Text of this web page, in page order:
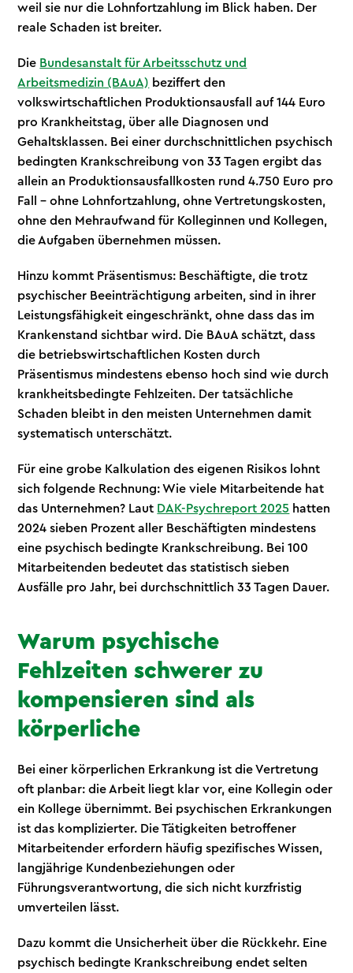
weil sie nur die Lohnfortzahlung im Blick haben. Der
reale Schaden ist breiter.
Die Bundesanstalt für Arbeitsschutz und
Arbeitsmedizin (BAuA) beziffert den
volkswirtschaftlichen Produktionsausfall auf 144 Euro
pro Krankheitstag, über alle Diagnosen und
Gehaltsklassen. Bei einer durchschnittlichen psychisch
bedingten Krankschreibung von 33 Tagen ergibt das
allein an Produktionsausfallkosten rund 4.750 Euro pro
Fall – ohne Lohnfortzahlung, ohne Vertretungskosten,
ohne den Mehraufwand für Kolleginnen und Kollegen,
die Aufgaben übernehmen müssen.
Hinzu kommt Präsentismus: Beschäftigte, die trotz
psychischer Beeinträchtigung arbeiten, sind in ihrer
Leistungsfähigkeit eingeschränkt, ohne dass das im
Krankenstand sichtbar wird. Die BAuA schätzt, dass
die betriebswirtschaftlichen Kosten durch
Präsentismus mindestens ebenso hoch sind wie durch
krankheitsbedingte Fehlzeiten. Der tatsächliche
Schaden bleibt in den meisten Unternehmen damit
systematisch unterschätzt.
Für eine grobe Kalkulation des eigenen Risikos lohnt
sich folgende Rechnung: Wie viele Mitarbeitende hat
das Unternehmen? Laut DAK-Psychreport 2025 hatten
2024 sieben Prozent aller Beschäftigten mindestens
eine psychisch bedingte Krankschreibung. Bei 100
Mitarbeitenden bedeutet das statistisch sieben
Ausfälle pro Jahr, bei durchschnittlich 33 Tagen Dauer.
Warum psychische
Fehlzeiten schwerer zu
kompensieren sind als
körperliche
Bei einer körperlichen Erkrankung ist die Vertretung
oft planbar: die Arbeit liegt klar vor, eine Kollegin oder
ein Kollege übernimmt. Bei psychischen Erkrankungen
ist das komplizierter. Die Tätigkeiten betroffener
Mitarbeitender erfordern häufig spezifisches Wissen,
langjährige Kundenbeziehungen oder
Führungsverantwortung, die sich nicht kurzfristig
umverteilen lässt.
Dazu kommt die Unsicherheit über die Rückkehr. Eine
psychisch bedingte Krankschreibung endet selten